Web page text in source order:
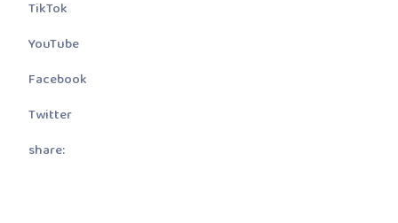
TikTok
YouTube
Facebook
Twitter
share: